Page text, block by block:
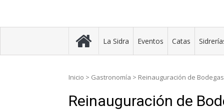
La Sidra Eventos Catas
Inicio > Gastronomía > Reinauguración de
Reinauguración de